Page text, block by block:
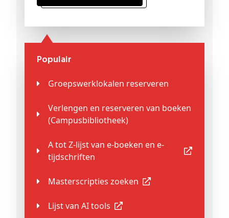
Populair
Groepswerklokalen reserveren
Verlengen en reserveren van boeken
(Campusbibliotheek)
A tot Z-lijst van e-boeken en e-
tijdschriften
Masterscripties zoeken
Lijst van AI tools